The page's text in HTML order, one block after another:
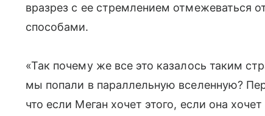
вразрез с ее стремлением отмежеваться
способами.
«Так почему же все это казалось таким
мы попали в параллельную вселенную?
что если Меган хочет этого, если она